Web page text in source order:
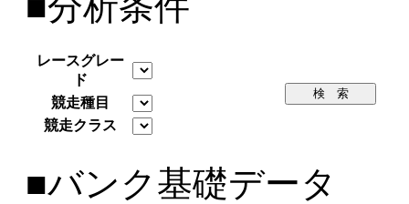
レースグレー
ド
検 索
競走種目
競走クラス
■バンク基礎データ